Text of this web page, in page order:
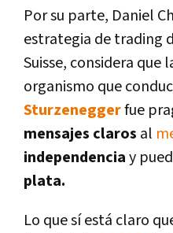
Por su parte, Daniel
estrategia de trading
Suisse, considera que
organismo que
Sturzeneggerfue
mensajes claros al
independenciay
plata.
Lo que sí­ está claro